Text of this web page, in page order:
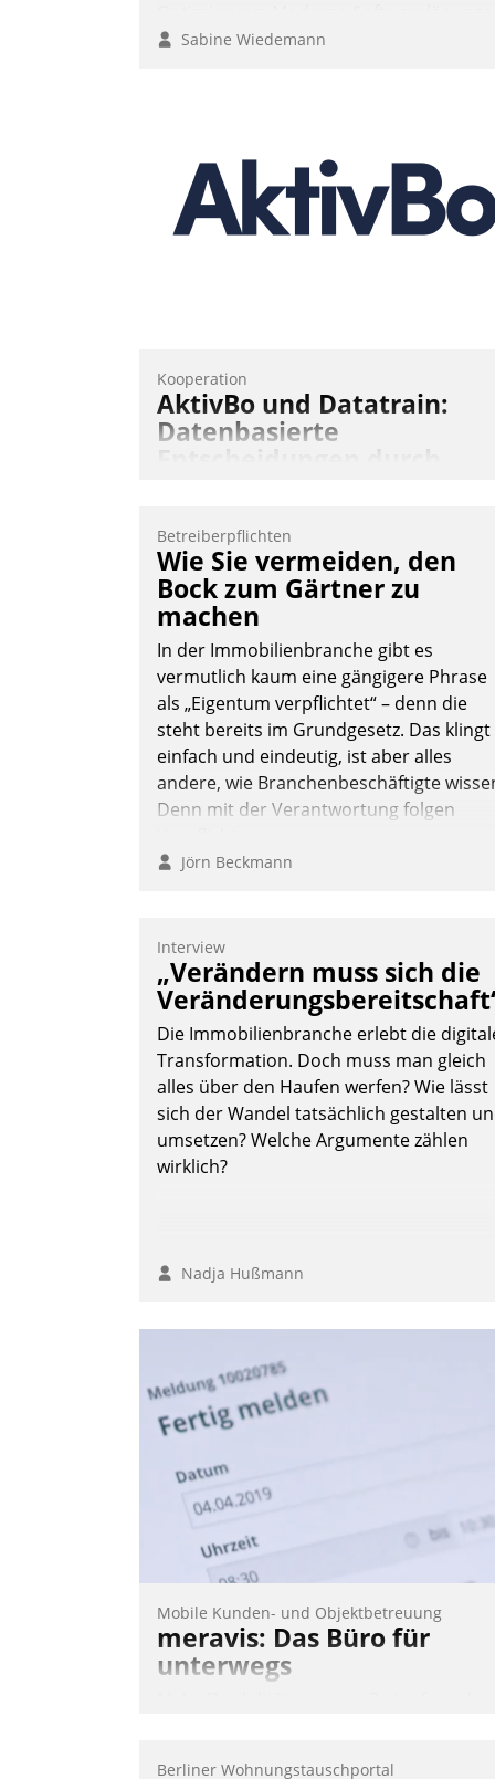
ermöglichen große Einsparungen durch
Digitalisierung erfordert von
Unternehmen die Bereitschaft, sich zu
überprüfen, zu hinterfragen und zu
Sabine Wiedemann
Kooperation
AktivBo und Datatrain:
Datenbasierte
AktivBo und Datatrain kooperieren –
Immobilienunternehmen profitieren: Die
nahtlose Integration der Lösungen von
AktivBo und Datatrain ermöglicht
automatisiert ausgelöste, zielgerichtete
Mieterbefragungen – eine starke
Grundlage für intelligente, datengestützte
Entscheidungen.
Betreiberpflichten
Wie Sie vermeiden, den
Bock zum Gärtner zu
machen
In der Immobilienbranche gibt es
vermutlich kaum eine gängigere Phrase
als „Eigentum verpflichtet“ – denn die
steht bereits im Grundgesetz. Das klingt
einfach und eindeutig, ist aber alles
andere, wie Branchenbeschäftigte
Denn mit der Verantwortung folgen
Jörn Beckmann
Interview
„Verändern muss sich die
Die Immobilienbranche erlebt die
Transformation. Doch muss man gleich
alles über den Haufen werfen? Wie lässt
sich der Wandel tatsächlich gestalten
umsetzen? Welche Argumente zählen
wirklich?
Nadja Hußmann
Mobile Kunden- und Objektbetreuung
meravis: Das Büro für
unterwegs
Berliner Wohnungstauschportal